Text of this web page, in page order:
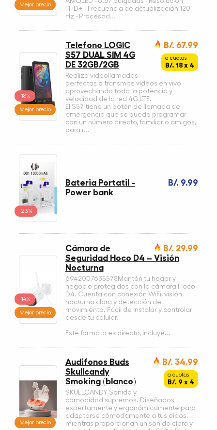
Mejor precio
FHD+ - Frecuencia de actualización 120
Hz - Procesad...
-18%
Mejor precio
B/. 67.99
a cuotas
B/. 18 x 4
Telefono LOGIC
S57 DUAL SIM 4G
DE 32GB/2GB
Realiza videollamadas
perfectas o transmite vídeos en vivo
aprovechando toda la potencia y
velocidad de la red 4G LTE.
El S57 tiene un botón de llamada de
emergencia que se puede programar
con un número directo, familiar o amigos,
para r...
-23%
B/. 9.99
Bateria Portatil -
Power bank
-14%
Mejor precio
B/. 29.99
Cámara de
Seguridad Hoco D4 – Visión
Nocturna
6942007635578Mantén tu hogar y
negocio protegidos con la cámara Hoco
D4. Cuenta con conexión WiFi, visión
nocturna clara y detección de
movimiento. Fácil de instalar y controlar
desde tu celular.
Este formato es directo, incluye...
Mejor precio
B/. 34.99
a cuotas
B/. 9 x 4
Audifonos Buds
Skullcandy
Smoking (blanco)
SKULLCANDY Sonido y
comodidad supremos. Diseñados
expertamente y ergonómicamente para
adaptarse cómodamente a tus oídos,
mientras proporcionan un sonido claro y